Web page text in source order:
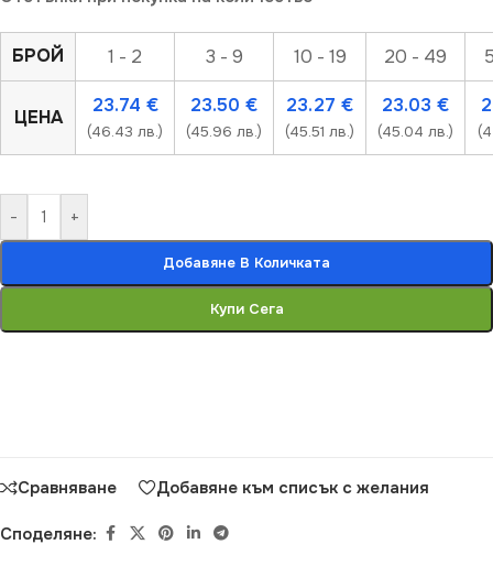
БРОЙ 1 - 2 3 - 9 10 - 19 20 - 49
ЦЕНА
23.74 €
(46.43 лв.)
23.50 €
(45.96 лв.)
23.27 €
(45.51 лв.)
23.03 €
(45.04 лв.)
- +
Добавяне В Количката
Купи Сега
Сравняване Добавяне към списък с желания
Споделяне: